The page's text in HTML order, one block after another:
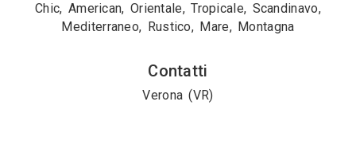
Chic, American, Orientale, Tropicale, Scandinavo,
Mediterraneo, Rustico, Mare, Montagna
Contatti
Verona (VR)